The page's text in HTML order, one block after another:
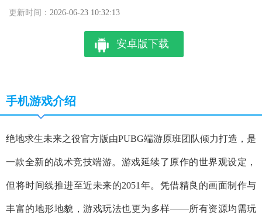
更新时间： 2026-06-23 10:32:13
安卓版下载
手机游戏介绍
绝地求生未来之役官方版由PUBG端游原班团队倾力打造，是
一款全新的战术竞技端游。游戏延续了原作的世界观设定，
但将时间线推进至近未来的2051年。凭借精良的画面制作与
丰富的地形地貌，游戏玩法也更为多样——所有资源均需玩